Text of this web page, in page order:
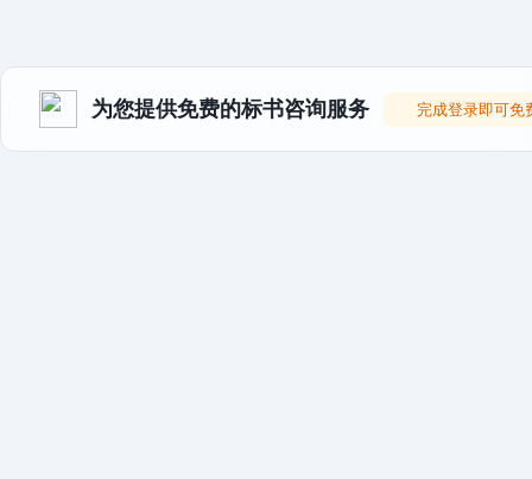
为您提供免费的标书咨询服务 完成登录即可免